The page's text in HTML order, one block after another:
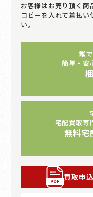
お客様はお売り頂く商
コピーを入れて着払い
い。
誰
簡単・安
宅配買取専
無料宅
買取申